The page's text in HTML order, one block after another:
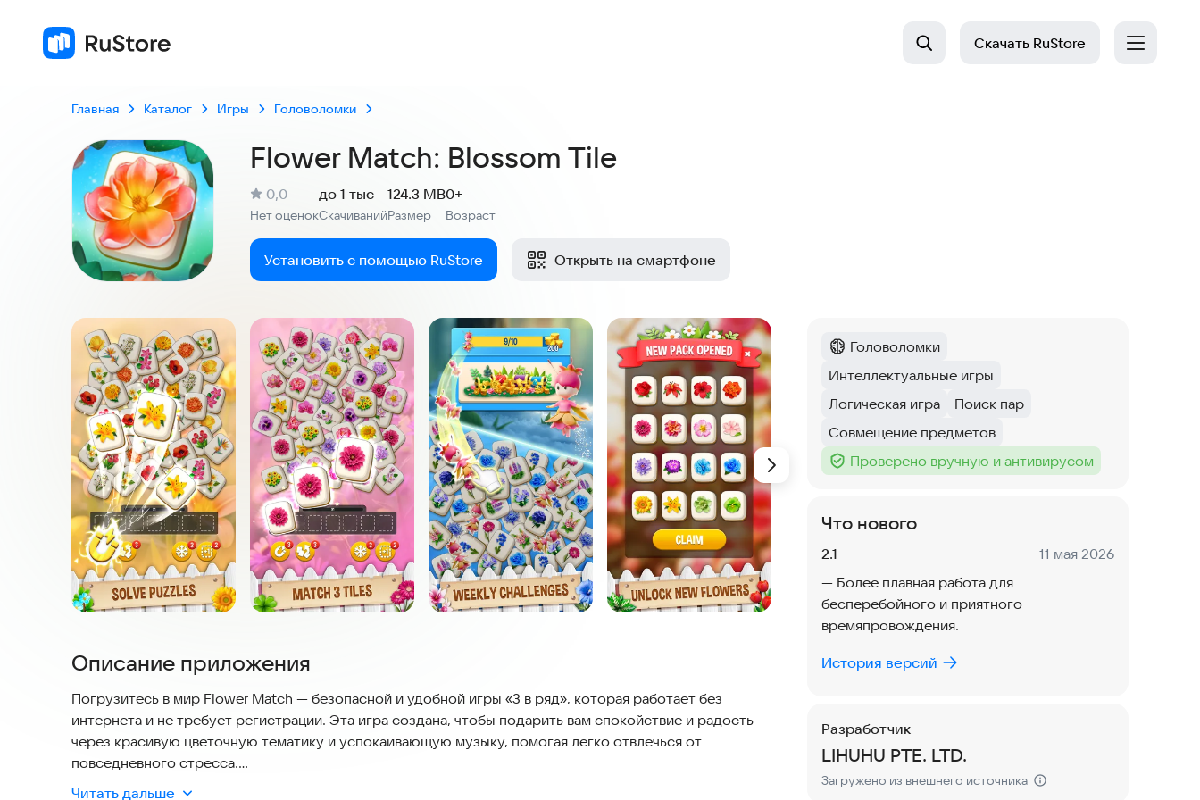
Скачать RuStore
Главная Каталог Игры Головоломки
Flower Match: Blossom Tile
Рейтинг:
0,0
Нет оценокСкачиваний
до 1 тыс
Размер
124.3 MB
Возраст
0+
Установить с помощью RuStore Открыть на смартфоне
Скриншоты
Описание приложения
Погрузитесь в мир Flower Match — безопасной и удобной игры «3 в ряд», которая работает без
интернета и не требует регистрации. Эта игра создана, чтобы подарить вам спокойствие и радость
через красивую цветочную тематику и успокаивающую музыку, помогая легко отвлечься от
повседневного стресса.
Читать дальше
Категория:
Головоломки
Тег :
Интеллектуальные игры
Тег:
Логическая игра
Тег:
Поиск пар
Тег:
Совмещение предметов
Тег :
Проверено вручную и антивирусом
Что нового
Версия:
2.1 Дата:
11 мая 2026
— Более плавная работа для
бесперебойного и приятного
времяпровождения.
История версий
Разработчик
LIHUHU PTE. LTD.
Загружено из внешнего источника